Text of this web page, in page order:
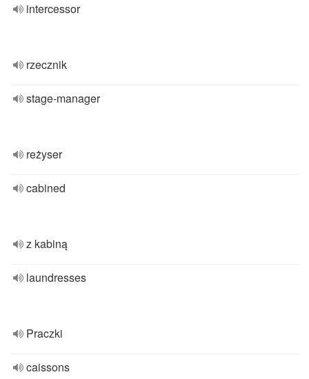
intercessor
rzecznik
stage-manager
reżyser
cabined
z kabiną
laundresses
Praczki
caissons